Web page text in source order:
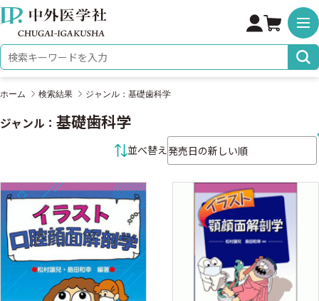
株式会社 中外医学社
検索キーワード
ホーム 検索結果 ジャンル：基礎歯科学
ジャンル： 基礎歯科学
並べ替え並べ替え条件